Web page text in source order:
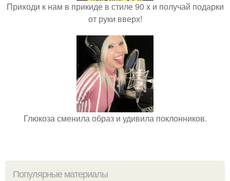
Приходи к нам в прикиде в стиле 90 х и получай подарки
от руки вверх!
Глюкоза сменила образ и удивила поклонников.
Популярные материалы